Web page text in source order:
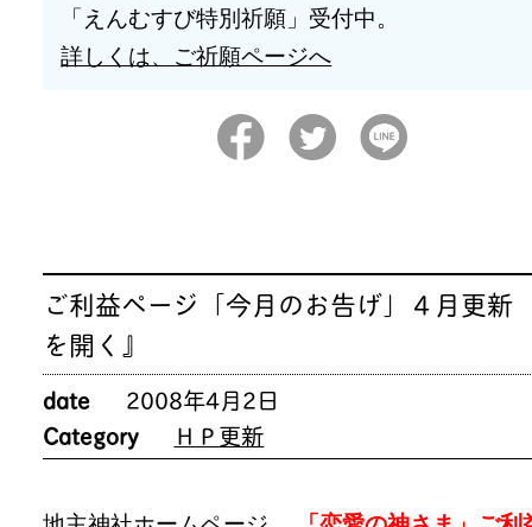
「えんむすび特別祈願」受付中。
詳しくは、ご祈願ページへ
ご利益ページ「今月のお告げ」４月更新
を開く』
date
2008年4月2日
Category
ＨＰ更新